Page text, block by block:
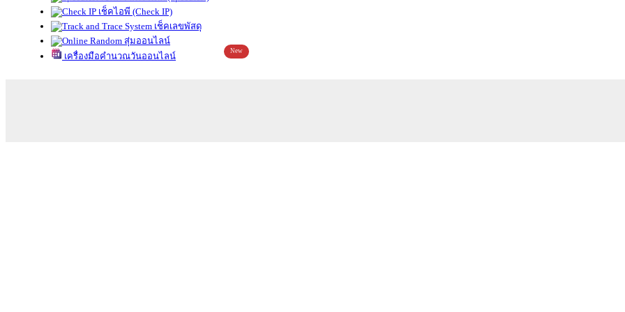
เช็คไอพี (Check IP)
เช็คเลขพัสดุ
สุ่มออนไลน์
เครื่องมือคำนวณวันออนไลน์
New